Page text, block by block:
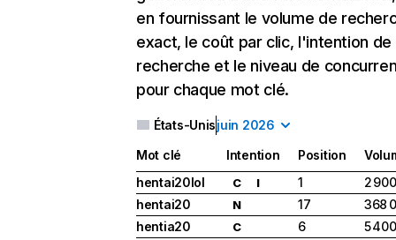
en fournissant le volume de
exact, le coût par clic, l'intention de
recherche et le niveau de
pour chaque mot clé.
États-Unisjuin 2026
Mot clé Intention Position
hentai20lol
C I 1
2 900
hentai20
N 17
368
hentia20
C 6
5 400